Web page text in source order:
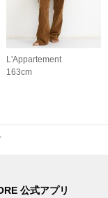
L'Appartement
163cm
公式アプリ